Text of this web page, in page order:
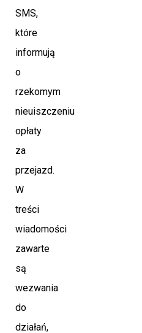
SMS,
które
informują
o
rzekomym
nieuiszczeniu
opłaty
za
przejazd.
W
treści
wiadomości
zawarte
są
wezwania
do
działań,